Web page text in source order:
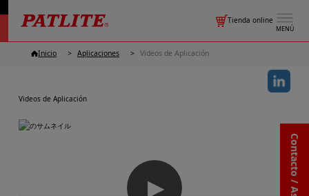
MENÚ
Tienda online
Inicio Aplicaciones Videos de Aplicación
Videos de Aplicación
▶